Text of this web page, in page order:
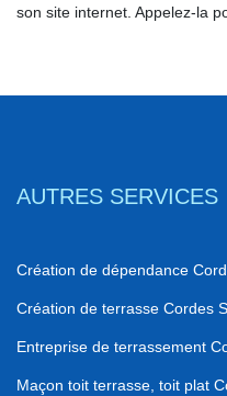
son site internet. Appelez-la
AUTRES SERVICES
Création de dépendance
Création de terrasse Cordes
Entreprise de terrassement
Maçon toit terrasse, toit plat